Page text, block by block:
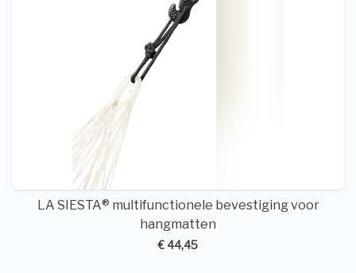
LA SIESTA® multifunctionele bevestiging voor
hangmatten
€ 44,45